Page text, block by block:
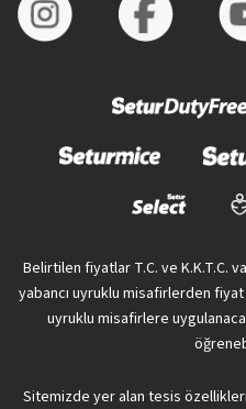
Belirtilen fiyatlar T.C. ve K.K.T.C.
yabancı uyruklu misafirlerden
uyruklu misafirlere
Sitemizde yer alan tesis